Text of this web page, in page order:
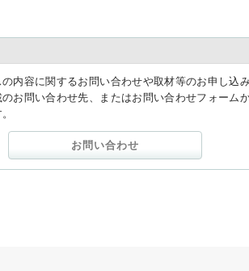
内容に関するお問い合わせや取材等のお申し込み
のお問い合わせ先、またはお問い合わせフォーム
お問い合わせ